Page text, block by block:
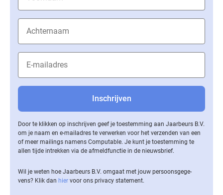
Door te klikken op inschrijven geef je toestemming aan Jaarbeurs B.V.
om je naam en e-mailadres te verwerken voor het verzenden van een
of meer mailings namens Computable. Je kunt je toestemming te
allen tijde intrekken via de af­meld­func­tie in de nieuwsbrief.
Wil je weten hoe Jaarbeurs B.V. omgaat met jouw per­soons­ge­ge­
vens? Klik dan hier voor ons privacy statement.